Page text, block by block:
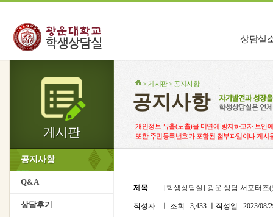
상담실
찾아오시는
게시판
공지사항
> 게시판 > 공지사항
개인정보 유출(노출)을 미연에 방지하고자 보안
또한 주민등록번호가 포함된 첨부파일이나 게시
공지사항
Q&A
상담후기
제목 [학생상담실] 광운 상담 서포터즈
작성자 : ㅣ 조회 : 3,433 ㅣ작성일 : 2023/08/